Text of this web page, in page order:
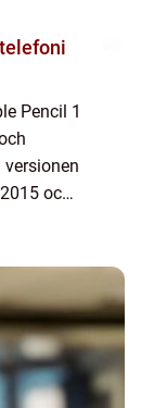
Pencil 1
och